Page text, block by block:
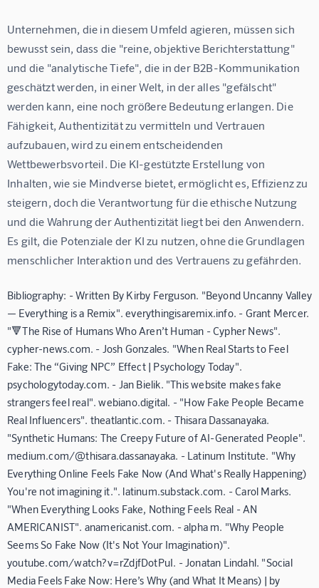
Unternehmen, die in diesem Umfeld agieren, müssen sich
bewusst sein, dass die "reine, objektive Berichterstattung"
und die "analytische Tiefe", die in der B2B-Kommunikation
geschätzt werden, in einer Welt, in der alles "gefälscht"
werden kann, eine noch größere Bedeutung erlangen. Die
Fähigkeit, Authentizität zu vermitteln und Vertrauen
aufzubauen, wird zu einem entscheidenden
Wettbewerbsvorteil. Die KI-gestützte Erstellung von
Inhalten, wie sie Mindverse bietet, ermöglicht es, Effizienz zu
steigern, doch die Verantwortung für die ethische Nutzung
und die Wahrung der Authentizität liegt bei den Anwendern.
Es gilt, die Potenziale der KI zu nutzen, ohne die Grundlagen
menschlicher Interaktion und des Vertrauens zu gefährden.
Bibliography: - Written By Kirby Ferguson. "Beyond Uncanny Valley
— Everything is a Remix". everythingisaremix.info. - Grant Mercer.
"🔻The Rise of Humans Who Aren’t Human - Cypher News".
cypher-news.com. - Josh Gonzales. "When Real Starts to Feel
Fake: The “Giving NPC” Effect | Psychology Today".
psychologytoday.com. - Jan Bielik. "This website makes fake
strangers feel real". webiano.digital. - "How Fake People Became
Real Influencers". theatlantic.com. - Thisara Dassanayaka.
"Synthetic Humans: The Creepy Future of AI-Generated People".
medium.com/@thisara.dassanayaka. - Latinum Institute. "Why
Everything Online Feels Fake Now (And What's Really Happening)
You're not imagining it.". latinum.substack.com. - Carol Marks.
"When Everything Looks Fake, Nothing Feels Real - AN
AMERICANIST". anamericanist.com. - alpha m. "Why People
Seems So Fake Now (It's Not Your Imagination)".
youtube.com/watch?v=rZdjfDotPuI. - Jonatan Lindahl. "Social
Media Feels Fake Now: Here’s Why (and What It Means) | by